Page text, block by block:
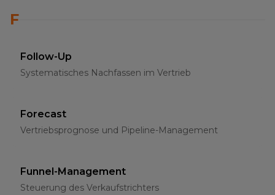
F
Follow-Up
Systematisches Nachfassen im Vertrieb
Forecast
Vertriebsprognose und Pipeline-Management
Funnel-Management
Steuerung des Verkaufstrichters